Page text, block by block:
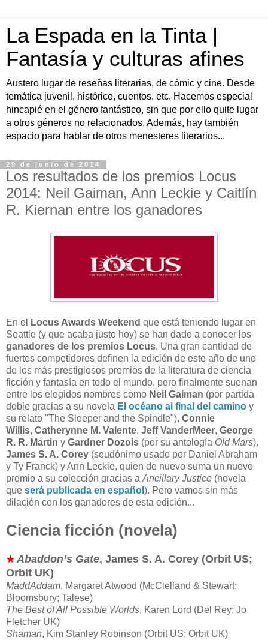
La Espada en la Tinta |
Fantasía y culturas afines
Austero lugar de reseñas literarias, de cómic y cine. Desde
temática juvenil, histórico, cuentos, etc. Hacemos especial
hincapié en el género fantástico, sin que por ello quite lugar
a otros géneros no relacionados. Además, hay también
espacio para hablar de otros menesteres literarios...
29 de junio de 2014
Los resultados de los premios Locus
2014: Neil Gaiman, Ann Leckie y Caitlín
R. Kiernan entre los ganadores
En el Locus Awards Weekend que está teniendo lugar en
Seattle (y que acaba justo hoy) se han dado a conocer los
ganadores de los premios Locus. Una gran cantidad de
fuertes competidores definen la edición de este año de uno
de los más prestigiosos premios de la literatura de ciencia
ficción y fantasía en todo el mundo, pero finalmente suenan
entre los elegidos nombres como Neil Gaiman (por partida
doble gracias a su novela El océano al final del camino y
su relato "The Sleeper and the Spindle"), Connie
Willis, Catherynne M. Valente, Jeff VanderMeer, George
R. R. Martin y Gardner Dozois (por su antología Old Mars),
James S. A. Corey (seudónimo usado por Daniel Abraham
y Ty Franck) y Ann Leckie, quien de nuevo suma un nuevo
premio a su colección gracias a Ancillary Justice (novela
que será publicada en español ). Pero vamos sin más
dilación con los ganadores de esta edición...
Ciencia ficción (novela)
★Abaddon’s Gate, James S. A. Corey (Orbit US;
Orbit UK)
MaddAddam, Margaret Atwood (McClelland & Stewart;
Bloomsbury; Talese)
The Best of All Possible Worlds, Karen Lord (Del Rey; Jo
Fletcher UK)
Shaman, Kim Stanley Robinson (Orbit US; Orbit UK)